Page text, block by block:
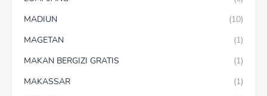
MADIUN
(10)
MAGETAN
(1)
MAKAN BERGIZI GRATIS
(1)
MAKASSAR
(1)